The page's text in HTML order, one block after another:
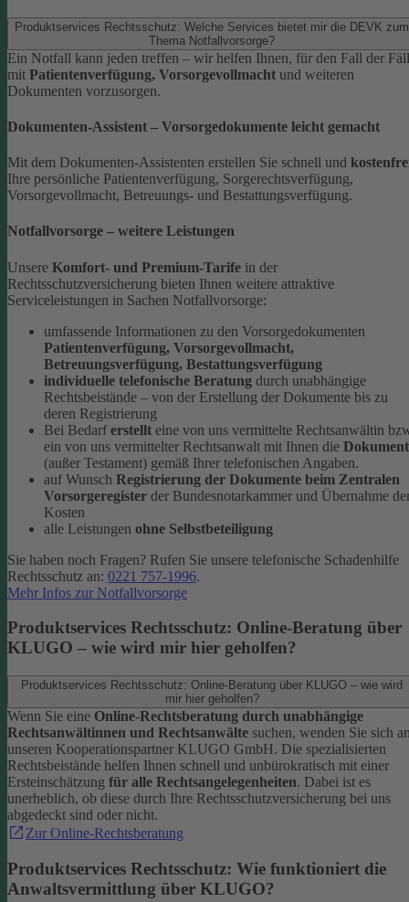
Produktservices Rechtsschutz: Welche Services bietet mir die DEVK zum
Thema Notfallvorsorge?
Ein Notfall kann jeden treffen – wir helfen Ihnen, für den Fall der
mit Patientenverfügung, Vorsorgevollmacht und weiteren
Dokumenten vorzusorgen.
Dokumenten-Assistent – Vorsorgedokumente leicht gemacht
Mit dem Dokumenten-Assistenten erstellen Sie schnell und
Ihre persönliche Patientenverfügung, Sorgerechtsverfügung,
Vorsorgevollmacht, Betreuungs- und Bestattungsverfügung.
Notfallvorsorge – weitere Leistungen
Unsere Komfort- und Premium-Tarife in der
Rechtsschutzversicherung bieten Ihnen weitere attraktive
Serviceleistungen in Sachen Notfallvorsorge:
umfassende Informationen zu den Vorsorgedokumenten
Patientenverfügung, Vorsorgevollmacht,
Betreuungsverfügung, Bestattungsverfügung
individuelle telefonische Beratung durch unabhängige
Rechtsbeistände – von der Erstellung der Dokumente bis zu
deren Registrierung
Bei Bedarf erstellt eine von uns vermittelte Rechtsanwältin
ein von uns vermittelter Rechtsanwalt mit Ihnen die
(außer Testament) gemäß Ihrer telefonischen Angaben.
auf Wunsch Registrierung der Dokumente beim Zentralen
Vorsorgeregister der Bundesnotarkammer und Übernahme
Kosten
alle Leistungen ohne Selbstbeteiligung
Sie haben noch Fragen? Rufen Sie unsere telefonische Schadenhilfe
Rechtsschutz an: 0221 757-1996.
Mehr Infos zur Notfallvorsorge
Produktservices Rechtsschutz: Online-Beratung über
KLUGO – wie wird mir hier geholfen?
Produktservices Rechtsschutz: Online-Beratung über KLUGO – wie wird
mir hier geholfen?
Wenn Sie eine Online-Rechtsberatung durch unabhängige
Rechtsanwältinnen und Rechtsanwälte suchen, wenden Sie sich
unseren Kooperationspartner KLUGO GmbH. Die spezialisierten
Rechtsbeistände helfen Ihnen schnell und unbürokratisch mit einer
Ersteinschätzung für alle Rechtsangelegenheiten. Dabei ist es
unerheblich, ob diese durch Ihre Rechtsschutzversicherung bei uns
abgedeckt sind oder nicht.
Zur Online-Rechtsberatung
Produktservices Rechtsschutz: Wie funktioniert die
Anwaltsvermittlung über KLUGO?